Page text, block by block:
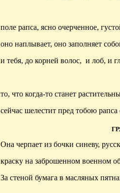
поле рапса, ясно очерченное,
оно наплывает, оно заполняет
и тебя, до корней волос, и лоб, и
то, что когда-то станет
сейчас шелестит пред тобою
Она черпает из бочки синеву,
краску на заброшенном военном
За стеной бумага в масляных